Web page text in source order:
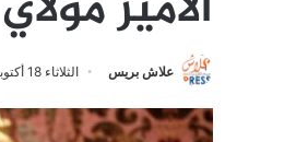
علاش بريس الثلاثاء 18 أكتوبر 2022